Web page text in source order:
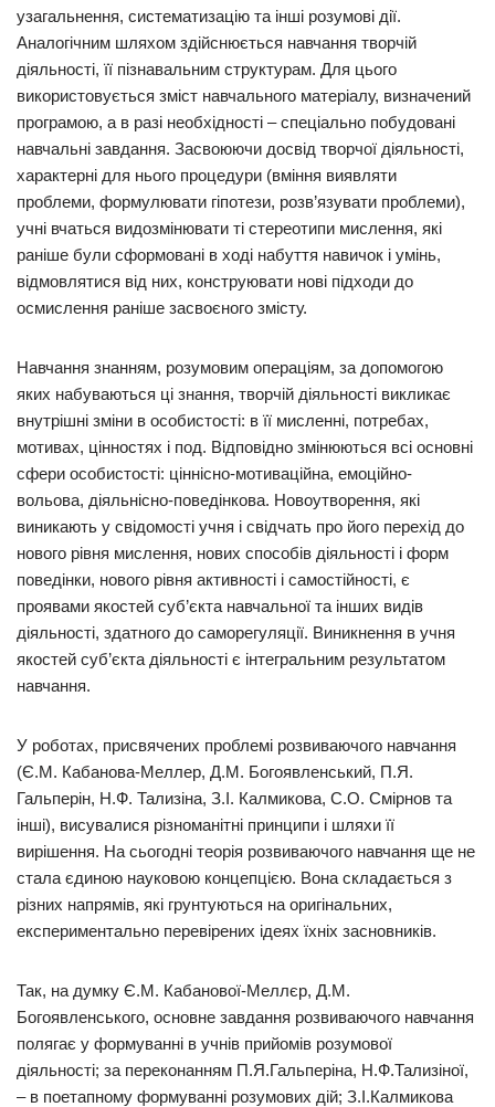
узагальнення, систематизацію та інші розумові дії.
Аналогічним шляхом здійснюється навчання творчій
діяльності, її пізнавальним структурам. Для цього
використовується зміст навчального матеріалу, визначений
програмою, а в разі необхідності – спеціально побудовані
навчальні завдання. Засвоюючи досвід творчої діяльності,
характерні для нього процедури (вміння виявляти
проблеми, формулювати гіпотези, розв’язувати проблеми),
учні вчаться видозмінювати ті стереотипи мислення, які
раніше були сформовані в ході набуття навичок і умінь,
відмовлятися від них, конструювати нові підходи до
осмислення раніше засвоєного змісту.
Навчання знанням, розумовим операціям, за допомогою
яких набуваються ці знання, творчій діяльності викликає
внутрішні зміни в особистості: в її мисленні, потребах,
мотивах, цінностях і под. Відповідно змінюються всі основні
сфери особистості: ціннісно-мотиваційна, емоційно-
вольова, діяльнісно-поведінкова. Новоутворення, які
виникають у свідомості учня і свідчать про його перехід до
нового рівня мислення, нових способів діяльності і форм
поведінки, нового рівня активності і самостійності, є
проявами якостей суб’єкта навчальної та інших видів
діяльності, здатного до саморегуляції. Виникнення в учня
якостей суб’єкта діяльності є інтегральним результатом
навчання.
У роботах, присвячених проблемі розвиваючого навчання
(Є.М. Кабанова-Меллер, Д.М. Богоявленський, П.Я.
Гальперін, Н.Ф. Тализіна, З.І. Калмикова, С.О. Смірнов та
інші), висувалися різноманітні принципи і шляхи її
вирішення. На сьогодні теорія розвиваючого навчання ще не
стала єдиною науковою концепцією. Вона складається з
різних напрямів, які грунтуються на оригінальних,
експериментально перевірених ідеях їхніх засновників.
Так, на думку Є.М. Кабанової-Меллєр, Д.М.
Богоявленського, основне завдання розвиваючого навчання
полягає у формуванні в учнів прийомів розумової
діяльності; за переконанням П.Я.Гальперіна, Н.Ф.Тализіної,
– в поетапному формуванні розумових дій; З.І.Калмикова